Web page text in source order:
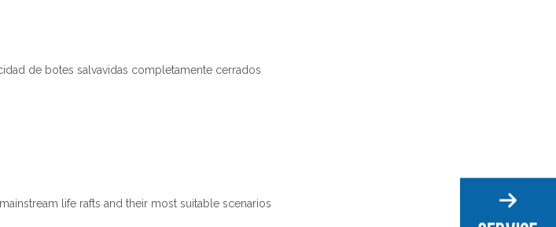
de botes salvavidas completamente cerrados
life rafts and their most suitable scenarios